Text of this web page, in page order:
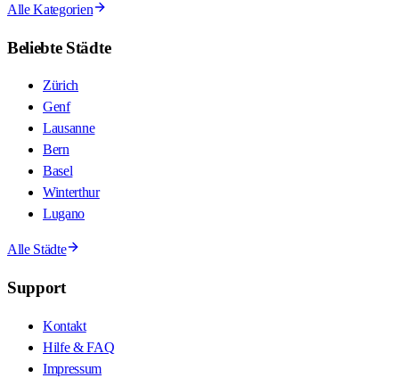
Alle Kategorien
Beliebte Städte
Zürich
Genf
Lausanne
Bern
Basel
Winterthur
Lugano
Alle Städte
Support
Kontakt
Hilfe & FAQ
Impressum